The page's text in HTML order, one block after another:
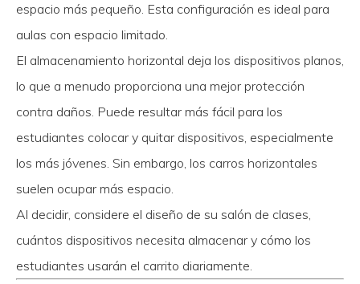
espacio más pequeño. Esta configuración es ideal para
aulas con espacio limitado.
El almacenamiento horizontal deja los dispositivos planos,
lo que a menudo proporciona una mejor protección
contra daños. Puede resultar más fácil para los
estudiantes colocar y quitar dispositivos, especialmente
los más jóvenes. Sin embargo, los carros horizontales
suelen ocupar más espacio.
Al decidir, considere el diseño de su salón de clases,
cuántos dispositivos necesita almacenar y cómo los
estudiantes usarán el carrito diariamente.